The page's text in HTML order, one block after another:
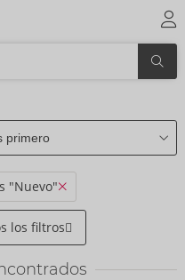
"Nuevo"
los filtros